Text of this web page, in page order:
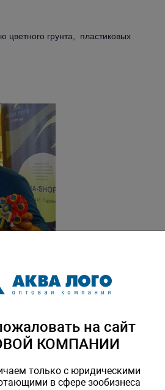
грунта, пластиковых
тернеций.
на сайт
КОМПАНИИ
только с юридическими
в сфере зообизнеса